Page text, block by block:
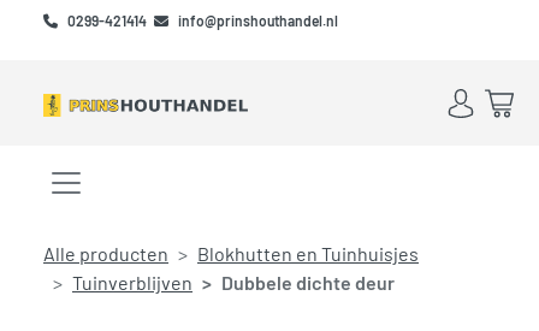
Skip to main content
Skip to footer
0299-421414 info@prinshouthandel.nl
Account
Menu openen/sluiten
Alle producten
Blokhutten en Tuinhuisjes
Tuinverblijven
Dubbele dichte deur